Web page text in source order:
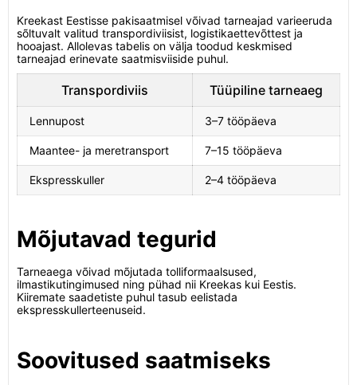
Kreekast Eestisse pakisaatmisel võivad tarneajad varieeruda
sõltuvalt valitud transpordiviisist, logistikaettevõttest ja
hooajast. Allolevas tabelis on välja toodud keskmised
tarneajad erinevate saatmisviiside puhul.
Transpordiviis Tüüpiline tarneaeg
Lennupost 3–7 tööpäeva
Maantee- ja meretransport 7–15 tööpäeva
Ekspresskuller 2–4 tööpäeva
Mõjutavad tegurid
Tarneaega võivad mõjutada tolliformaalsused,
ilmastikutingimused ning pühad nii Kreekas kui Eestis.
Kiiremate saadetiste puhul tasub eelistada
ekspresskullerteenuseid.
Soovitused saatmiseks